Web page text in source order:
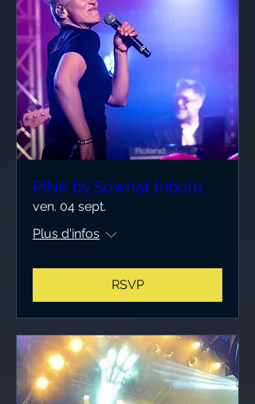
P!NK by Sowhat tribute
ven. 04 sept.
Plus d'infos
RSVP